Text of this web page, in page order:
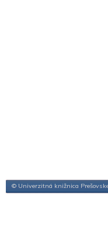
© Univerzitná knižnica